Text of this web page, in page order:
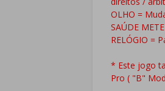
OLHO =
SAÚDE
RELÓGIO =
* Este jogo
Pro ( "B"